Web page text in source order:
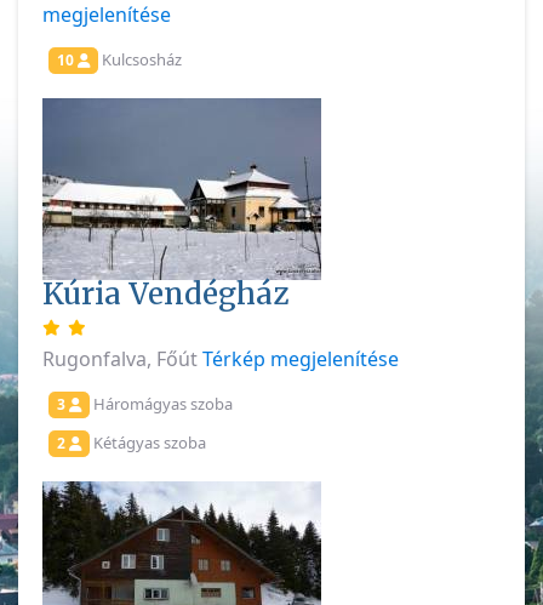
megjelenítése
10 Kulcsosház
Kúria Vendégház
Rugonfalva, FőútTérkép megjelenítése
3 Háromágyas szoba
2 Kétágyas szoba